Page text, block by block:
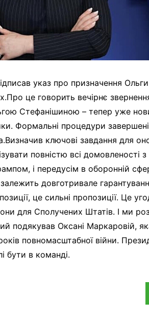
указ про призначення
це говорить вечірнє
Стефанішиною – тепер уже
Формальні процедури завершені
ключові завдання для
повністю всі домовленості
і передусім в оборонній
довготривале
це сильні пропозиції. Це
для Сполучених Штатів. І ми
подякував Оксані Маркаровій,
повномасштабної війни.
бути в команді.